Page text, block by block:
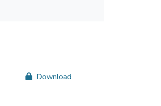
Download